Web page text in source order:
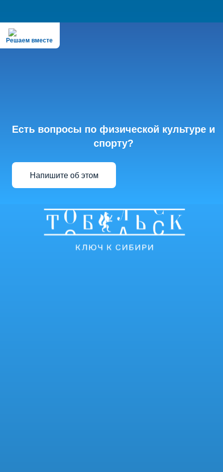
Решаем вместе
Есть вопросы по физической культуре и
спорту?
Напишите об этом